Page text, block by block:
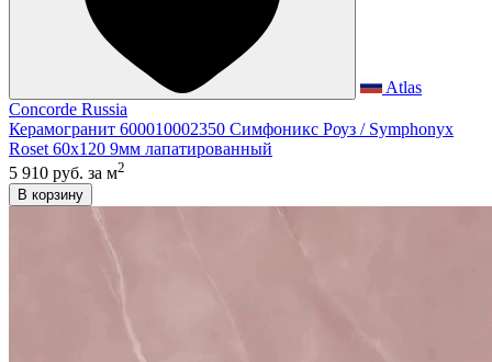
Atlas
Concorde Russia
Керамогранит 600010002350 Симфоникс Роуз / Symphonyx
Roset 60x120 9мм лапатированный
5 910 руб. за м2
В корзину